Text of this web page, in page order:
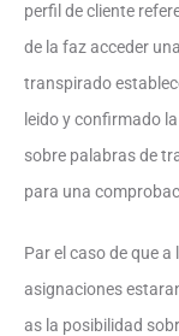
perfil de cliente
de la faz acceder
transpirado
leido y confirmado
sobre palabras de
para una
Par el caso de que
asignaciones
as la posibilidad